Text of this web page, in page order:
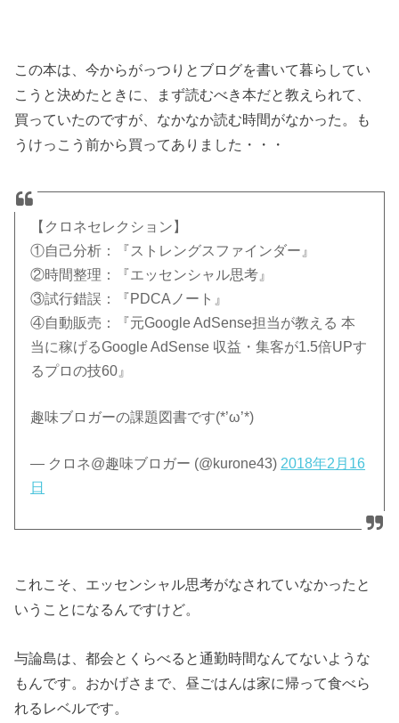
この本は、今からがっつりとブログを書いて暮らしてい
こうと決めたときに、まず読むべき本だと教えられて、
買っていたのですが、なかなか読む時間がなかった。も
うけっこう前から買ってありました・・・
【クロネセレクション】
①自己分析：『ストレングスファインダー』
②時間整理：『エッセンシャル思考』
③試行錯誤：『PDCAノート』
④自動販売：『元Google AdSense担当が教える 本
当に稼げるGoogle AdSense 収益・集客が1.5倍UPす
るプロの技60』
趣味ブロガーの課題図書です(*’ω’*)
— クロネ@趣味ブロガー (@kurone43) 2018年2月16
日
これこそ、エッセンシャル思考がなされていなかったと
いうことになるんですけど。
与論島は、都会とくらべると通勤時間なんてないような
もんです。おかげさまで、昼ごはんは家に帰って食べら
れるレベルです。